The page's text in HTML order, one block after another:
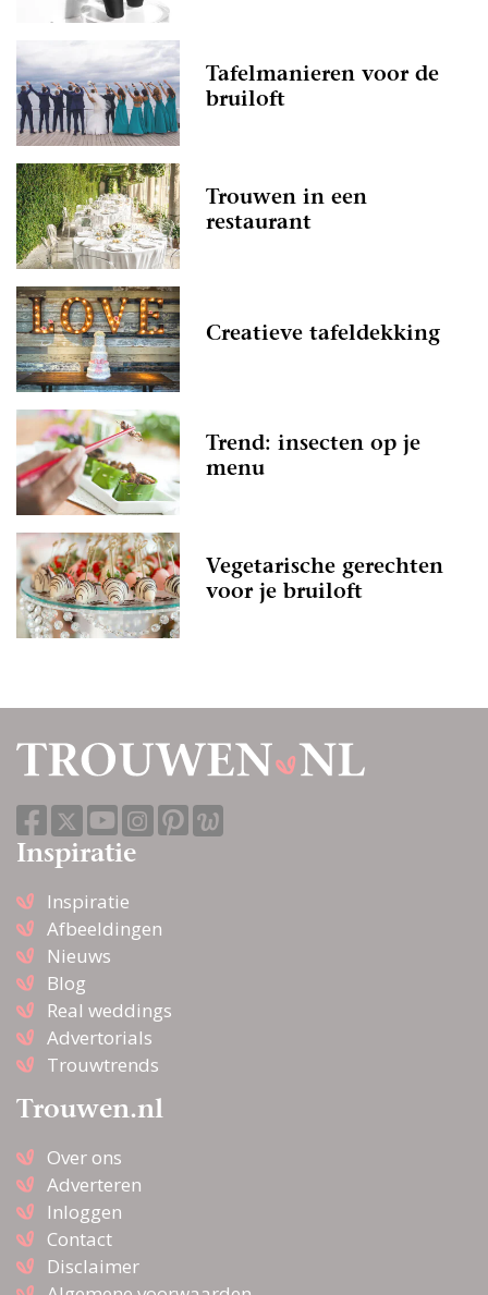
Tafelmanieren voor de
bruiloft
Trouwen in een
restaurant
Creatieve tafeldekking
Trend: insecten op je
menu
Vegetarische gerechten
voor je bruiloft
Inspiratie
Inspiratie
Afbeeldingen
Nieuws
Blog
Real weddings
Advertorials
Trouwtrends
Trouwen.nl
Over ons
Adverteren
Inloggen
Contact
Disclaimer